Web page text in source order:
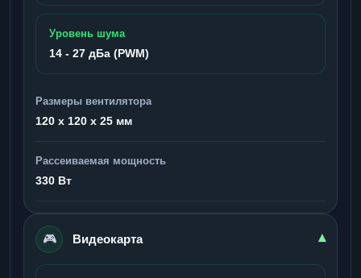
Уровень шума
14 - 27 дБа (PWM)
Размеры вентилятора
120 x 120 x 25 мм
Рассеиваемая мощность
330 Вт
🎮 Видеокарта ▾